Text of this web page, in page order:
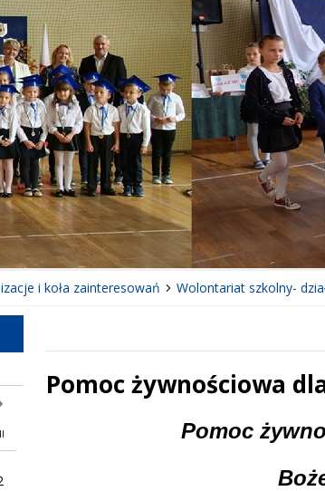
i koła zainteresowań Wolontariat szkolny-
miesiąc
Pomoc żywnościowa
Pomoc